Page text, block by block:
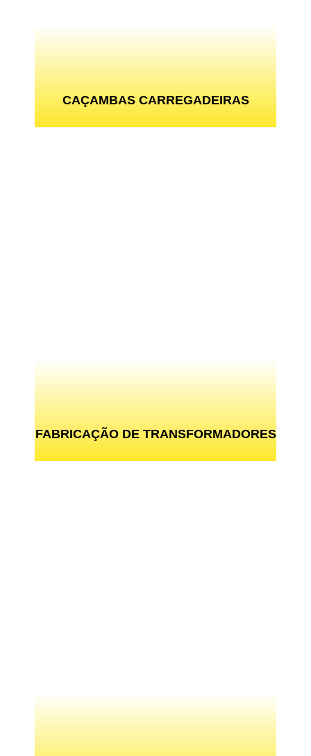
CAÇAMBAS CARREGADEIRAS
FABRICAÇÃO DE TRANSFORMADORES